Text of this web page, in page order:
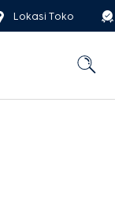
Lokasi Toko